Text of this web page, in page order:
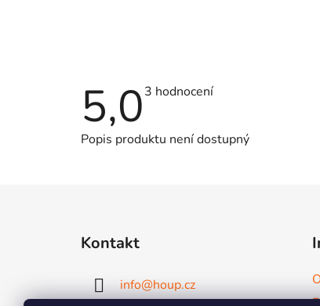
5,0Průměrné
5,0
3 hodnocení
Popis produktu není dostupný
Kontakt
info@houp.cz